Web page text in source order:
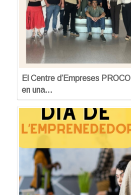
El Centre d’Empreses
en una…